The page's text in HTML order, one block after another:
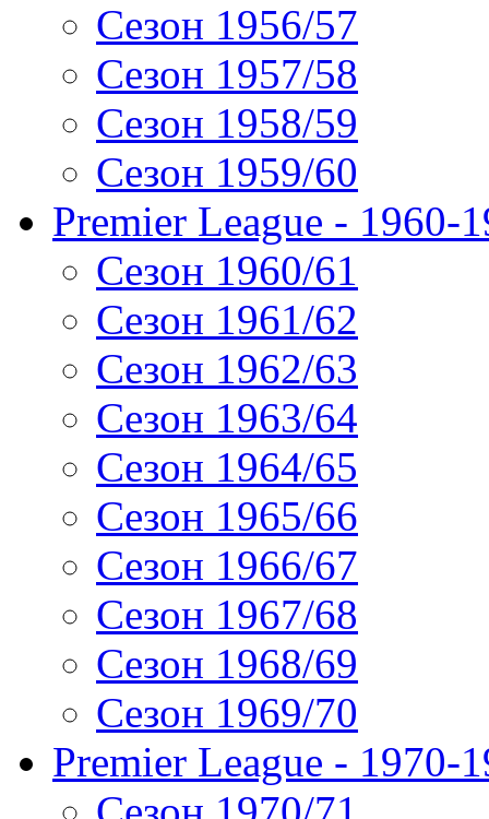
Сезон 1956/57
Сезон 1957/58
Сезон 1958/59
Сезон 1959/60
Premier League - 1960-
Сезон 1960/61
Сезон 1961/62
Сезон 1962/63
Сезон 1963/64
Сезон 1964/65
Сезон 1965/66
Сезон 1966/67
Сезон 1967/68
Сезон 1968/69
Сезон 1969/70
Premier League - 1970-